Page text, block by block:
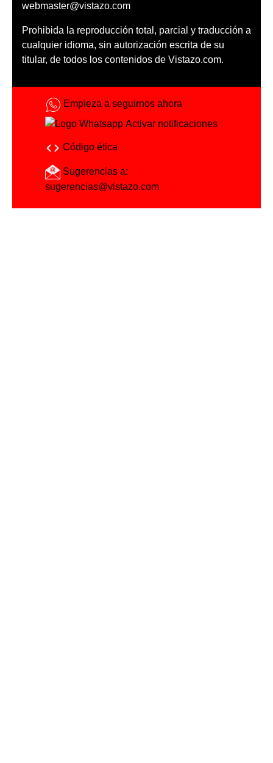
webmaster@vistazo.com
Prohibida la reproducción total, parcial y traducción a
cualquier idioma, sin autorización escrita de su
titular, de todos los contenidos de Vistazo.com.
Empieza a seguirnos ahora
Activar notificaciones
Código ética
Sugerencias a:
sugerencias@vistazo.com